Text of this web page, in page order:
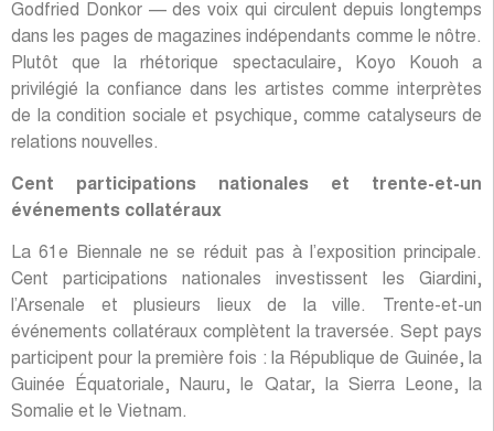
Godfried Donkor — des voix qui circulent depuis longtemps
dans les pages de magazines indépendants comme le nôtre.
Plutôt que la rhétorique spectaculaire, Koyo Kouoh a
privilégié la confiance dans les artistes comme interprètes
de la condition sociale et psychique, comme catalyseurs de
relations nouvelles.
Cent participations nationales et trente-et-un
événements collatéraux
La 61e Biennale ne se réduit pas à l’exposition principale.
Cent participations nationales investissent les Giardini,
l’Arsenale et plusieurs lieux de la ville. Trente-et-un
événements collatéraux complètent la traversée. Sept pays
participent pour la première fois : la République de Guinée, la
Guinée Équatoriale, Nauru, le Qatar, la Sierra Leone, la
Somalie et le Vietnam.